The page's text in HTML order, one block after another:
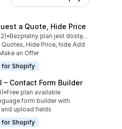
a Quote, Hide Price
recenzji: 612
•
Bezpłatny plan jest dostępny
Quotes, Hide Price, hide Add
an Offer
for Shopify
– Contact Form Builder
recenzji: 96
•Free plan available
form builder with
upload fields
for Shopify